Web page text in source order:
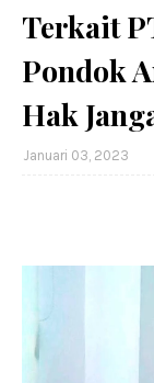
Terkait
Pondok
Hak
Januari 03, 2023